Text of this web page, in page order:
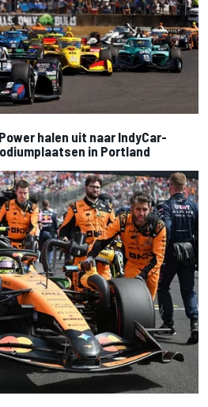
halen uit naar IndyCar-
in Portland